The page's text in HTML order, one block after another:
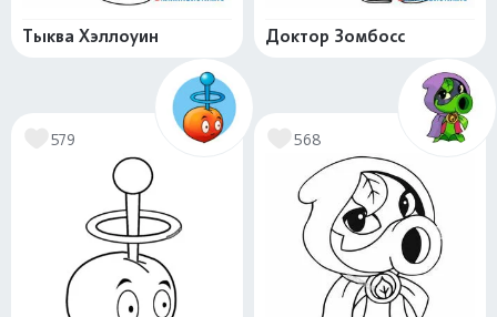
Тыква Хэллоуин Доктор Зомбосс
579 568